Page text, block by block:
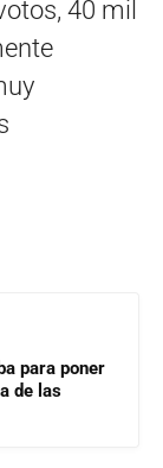
40 mil
para poner
de las